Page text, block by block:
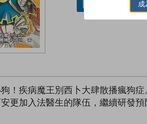
借閱實體書
！疾病魔王別西卜大肆散播瘋狗
更加入法醫生的隊伍，繼續研發
成